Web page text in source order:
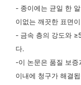
- 종이에는 균일 한
이없는 깨끗한 표면
- 금속 층의 강도와
다.
-이 논문은 품질 보
이내에 청구가 해결